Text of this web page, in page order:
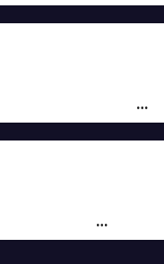
cuesta más
del sur de Santa Fe